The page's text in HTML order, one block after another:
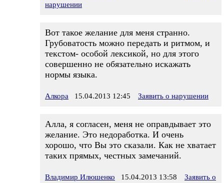
нарушении
Вот такое желание для меня странно.
Грубоватость можно передать и ритмом, и
текстом- особой лексикой, но для этого
совершенно не обязательно искажать
нормы языка.
Алкора 15.04.2013 12:45 Заявить о нарушении
Алла, я согласен, меня не оправдывает это
желание. Это недоработка. И очень
хорошо, что Вы это сказали. Как не хватает
таких прямых, честных замечаний.
Владимир Илюшенко 15.04.2013 13:58
Заявить о